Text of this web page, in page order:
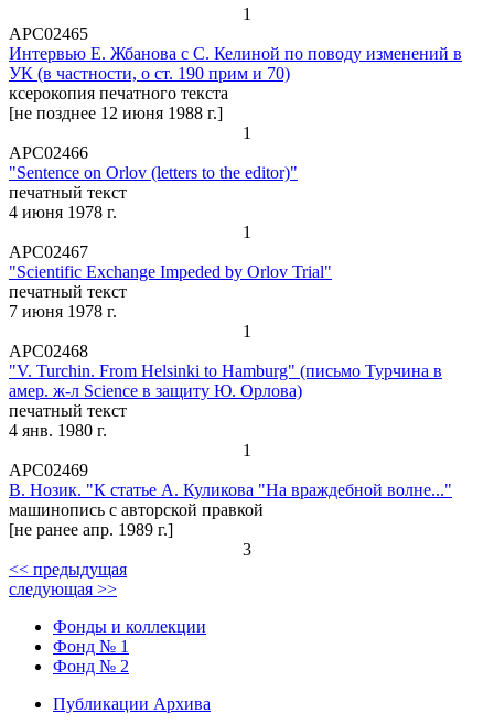
1
АРС02465
Интервью Е. Жбанова с С. Келиной по поводу изменений в
УК (в частности, о ст. 190 прим и 70)
ксерокопия печатного текста
[не позднее 12 июня 1988 г.]
1
АРС02466
"Sentence on Orlov (letters to the editor)"
печатный текст
4 июня 1978 г.
1
АРС02467
"Scientific Exchange Impeded by Orlov Trial"
печатный текст
7 июня 1978 г.
1
АРС02468
"V. Turchin. From Helsinki to Hamburg" (письмо Турчина в
амер. ж-л Science в защиту Ю. Орлова)
печатный текст
4 янв. 1980 г.
1
АРС02469
В. Нозик. "К статье А. Куликова "На враждебной волне..."
машинопись с авторской правкой
[не ранее апр. 1989 г.]
3
<< предыдущая
следующая >>
Фонды и коллекции
Фонд № 1
Фонд № 2
Публикации Архива